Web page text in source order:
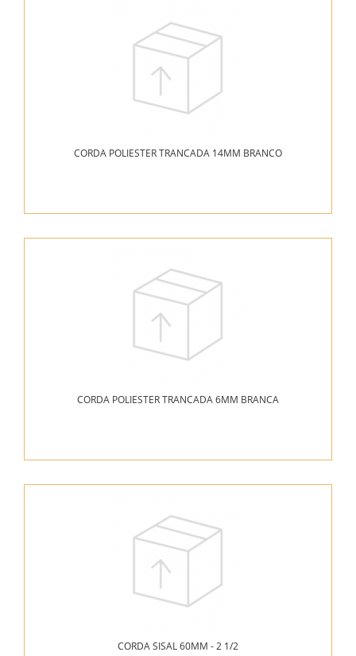
CORDA POLIESTER TRANCADA 14MM BRANCO
CORDA POLIESTER TRANCADA 6MM BRANCA
CORDA SISAL 60MM - 2 1/2